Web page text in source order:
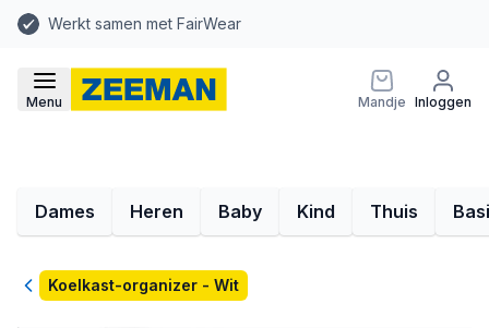
Werkt samen met FairWear
Menu Mandje Inloggen
Dames Heren Baby Kind Thuis
TerugKoelkast-organizer - Wit